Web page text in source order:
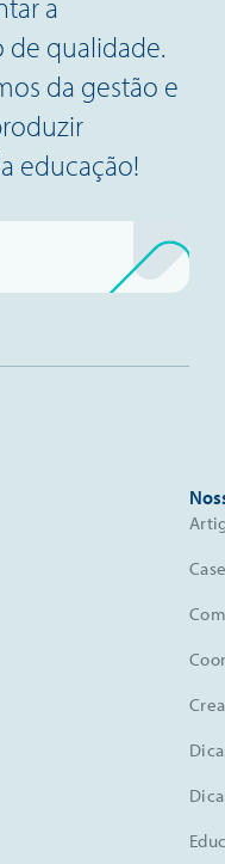
de qualidade.
da gestão e
educação!